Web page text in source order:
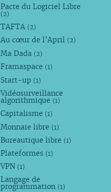
Pacte du Logiciel Libre
(2)
TAFTA (2)
Au cœur de l’April (2)
Ma Dada (2)
Framaspace (1)
Start-up (1)
Vidéosurveillance
algorithmique (1)
Capitalisme (1)
Monnaie libre (1)
Bureautique libre (1)
Plateformes (1)
VPN (1)
Langage de
programmation (1)